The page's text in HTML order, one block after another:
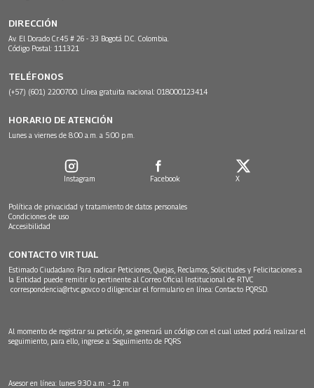
DIRECCIÓN
Av. El Dorado Cr.45 # 26 - 33 Bogotá D.C. Colombia.
Código Postal: 111321
TELÉFONOS
(+57) (601) 2200700. Línea gratuita nacional: 018000123414
HORARIO DE ATENCIÓN
Lunes a viernes de 8:00 a.m. a 5:00 p.m.
Instagram Facebook X
Política de privacidad y tratamiento de datos personales
Condiciones de uso
Accesibilidad
CONTACTO VIRTUAL
Estimado Ciudadano: Para radicar Peticiones, Quejas, Reclamos, Solicitudes y Felicitaciones a
la Entidad puede remitir lo pertinente al Correo Oficial Institucional de RTVC
correspondencia@rtvc.gov.co o diligenciar el formulario en línea: Contacto PQRSD.
Al momento de registrar su petición, se generará un código con el cual usted podrá realizar el
seguimiento, para ello, ingrese a: Seguimiento de PQRS
Asesor en línea: lunes 9:30 a.m. - 12 m